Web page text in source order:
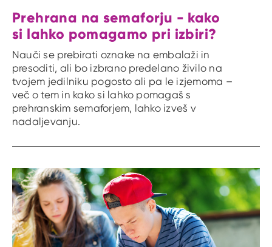
Prehrana na semaforju - kako
si lahko pomagamo pri izbiri?
Nauči se prebirati oznake na embalaži in
presoditi, ali bo izbrano predelano živilo na
tvojem jedilniku pogosto ali pa le izjemoma –
več o tem in kako si lahko pomagaš s
prehranskim semaforjem, lahko izveš v
nadaljevanju.